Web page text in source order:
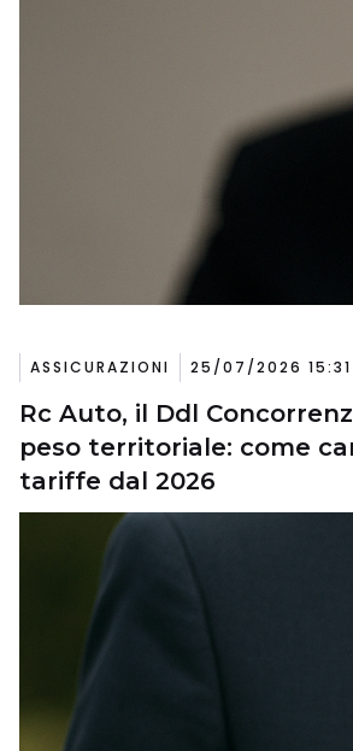
ASSICURAZIONI 25/07/2026 15:31
Rc Auto, il Ddl
peso territoriale: come
tariffe dal 2026